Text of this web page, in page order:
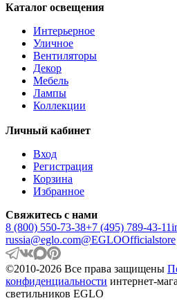
ANTELAO
ANTIPOLO
ANWICK
ANWICK 1
ANZINO
APRICALE
ARACENA
ARANGONA
ARANZOLA
ARENALES
ARGOLIS 2
ARISCANI
ARISCANI 2
ARNHEM
ARRECIFE
ARTANA
ASBY
ASINDRO
ATOLLARI
AULIYE
AUROTONELLO
AUSTELL
AZAR 60
AZBARREN
Каталог освещения
Интерьерное
Уличное
Вентиляторы
Декор
Мебель
Лампы
Коллекции
Личный кабинет
Вход
Регистрация
Корзина
Избранное
Свяжитесь с нами
8 (800) 550-73-38+7 (495) 789-43-11
russia@eglo.com@EGLOOfficialstore
©2010-2026 Все права защищены
конфиденциальности интернет-
светильников EGLO